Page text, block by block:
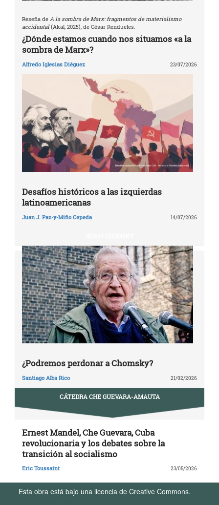
Reseña de A la sombra de Marx: fragmentos de materialismo
accidental(Akal, 2025), de César Rendueles.
¿Dónde estamos cuando nos situamos «a la
sombra de Marx»?
Alfredo Iglesias Diéguez 23/07/2026
Desafíos históricos a las izquierdas
latinoamericanas
Juan J. Paz-y-Miño Cepeda 14/07/2026
¿Podremos perdonar a Chomsky?
Santiago Alba Rico 21/02/2026
CÁTEDRA CHE GUEVARA-AMAUTA
Ernest Mandel, Che Guevara, Cuba
revolucionaria y los debates sobre la
transición al socialismo
Eric Toussaint 23/05/2026
Esta obra está bajo una licencia de Creative Commons.